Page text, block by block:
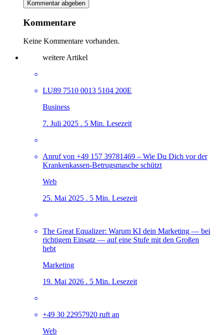
Kommentare
Keine Kommentare vorhanden.
weitere Artikel
LU89 7510 0013 5104 200E
Business
7. Juli 2025 . 5 Min. Lesezeit
Anruf von +49 157 39781469 – Wie Du Dich vor der
Krankenkassen-Betrugsmasche schützt
Web
25. Mai 2025 . 5 Min. Lesezeit
The Great Equalizer: Warum KI dein Marketing — bei
richtigem Einsatz — auf eine Stufe mit den Großen
hebt
Marketing
19. Mai 2026 . 5 Min. Lesezeit
+49 30 22957920 ruft an
Web